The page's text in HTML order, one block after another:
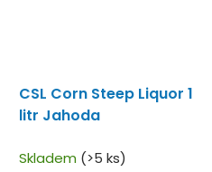
CSL Corn Steep Liquor 1
litr Jahoda
Skladem (>5 ks)